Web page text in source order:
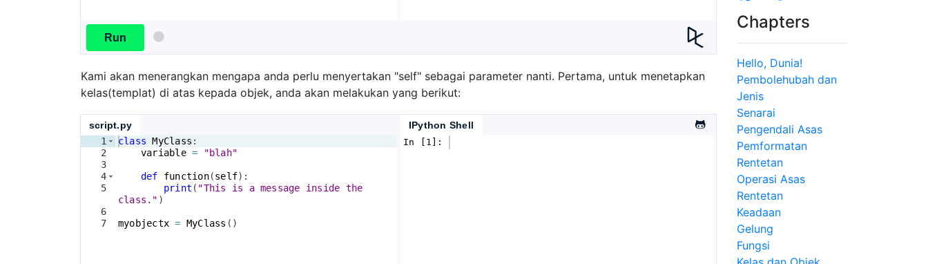
Run
Kami akan menerangkan mengapa anda perlu menyertakan "self" sebagai parameter nanti. Pertama, untuk menetapkan
kelas(templat) di atas kepada objek, anda akan melakukan yang berikut:
script.py
1
2
3
4
5
6
7
class MyClass :
variable = "blah"
def function(self) :
print ( "This is a message inside the
class." )
myobjectx = MyClass ( )
IPython Shell
In [1]:
Chapters
Hello, Dunia!
Pembolehubah dan
Jenis
Senarai
Pengendali Asas
Pemformatan
Rentetan
Operasi Asas
Rentetan
Keadaan
Gelung
Fungsi